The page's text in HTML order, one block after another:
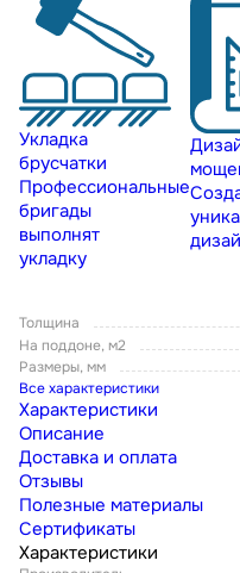
Укладка
брусчатки
Профессиональные
бригады
выполнят
укладку
Толщина
На поддоне, м2
Размеры, мм
Все характеристики
Характеристики
Описание
Доставка и оплата
Отзывы
Полезные материалы
Сертификаты
Характеристики